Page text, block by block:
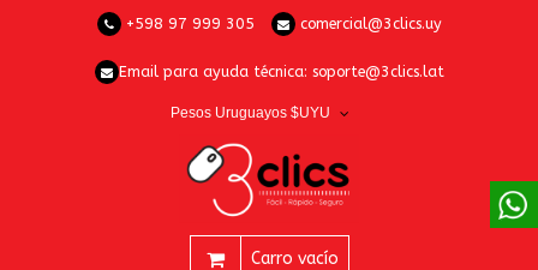
+598 97 999 305 comercial@3clics.uy
Email para ayuda técnica: soporte@3clics.lat
Pesos Uruguayos $UYU
Carro vacío